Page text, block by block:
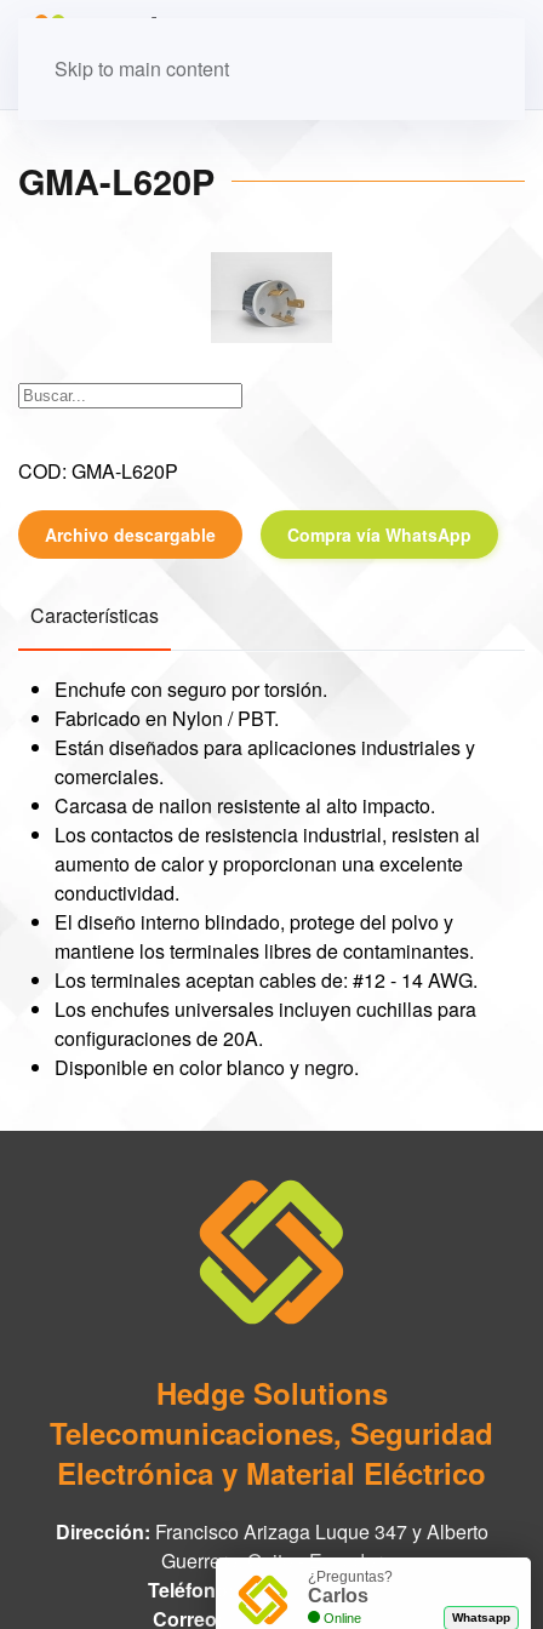
Skip to main content
GMA-L620P
COD: GMA-L620P
Archivo descargable Compra vía WhatsApp
Características
Enchufe con seguro por torsión.
Fabricado en Nylon / PBT.
Están diseñados para aplicaciones industriales y
comerciales.
Carcasa de nailon resistente al alto impacto.
Los contactos de resistencia industrial, resisten al
aumento de calor y proporcionan una excelente
conductividad.
El diseño interno blindado, protege del polvo y
mantiene los terminales libres de contaminantes.
Los terminales aceptan cables de: #12 - 14 AWG.
Los enchufes universales incluyen cuchillas para
configuraciones de 20A.
Disponible en color blanco y negro.
Hedge Solutions
Telecomunicaciones, Seguridad
Electrónica y Material Eléctrico
Dirección: Francisco Arizaga Luque 347 y Alberto
Guerrero, Quito - Ecuador
Teléfono:
+593 97 978 8888
Correo:
info@hedge.net.ec
¿Preguntas?
Carlos
Online Whatsapp